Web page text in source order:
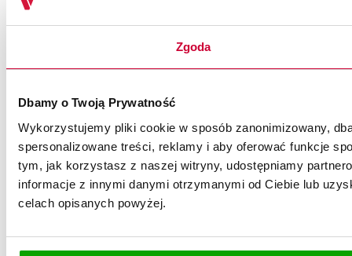
Zgoda
Dbamy o Twoją Prywatność
Wykorzystujemy pliki cookie w sposób zanonimizowany,
spersonalizowane treści, reklamy i aby oferować funkcje
tym, jak korzystasz z naszej witryny, udostępniamy
informacje z innymi danymi otrzymanymi od Ciebie lub
celach opisanych powyżej.